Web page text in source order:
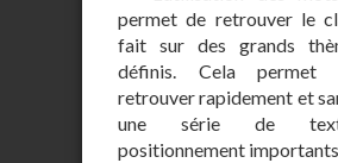
permet de retrouver le
fait sur des grands
définis. Cela permet
retrouver rapidement et
une série de
positionnement